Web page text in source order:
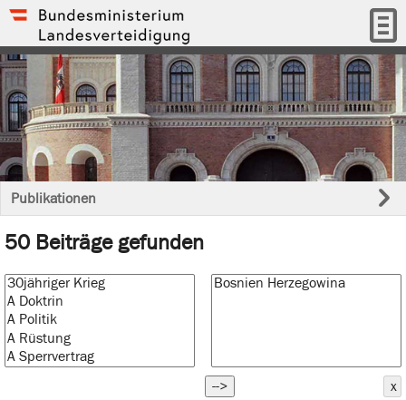
Publikationen
50 Beiträge gefunden